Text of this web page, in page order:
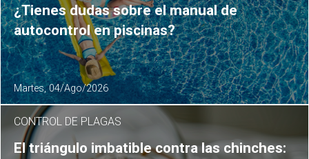
¿Tienes dudas sobre el manual de
autocontrol en piscinas?
Martes, 04/Ago/2026
CONTROL DE PLAGAS
El triángulo imbatible contra las chinches: